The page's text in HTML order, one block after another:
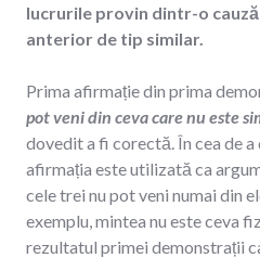
lucrurile provin dintr-o
anterior de tip similar.
Prima afirmație din prima
pot veni din ceva care nu este
dovedit a fi corectă. În cea de
afirmația este utilizată ca
cele trei nu pot veni numai din
exemplu, mintea nu este ceva
rezultatul primei demonstrații